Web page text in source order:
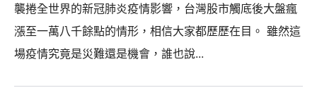
襲捲全世界的新冠肺炎疫情影響，台灣股市觸底後大盤瘋
漲至一萬八千餘點的情形，相信大家都歷歷在目。 雖然這
場疫情究竟是災難還是機會，誰也說...